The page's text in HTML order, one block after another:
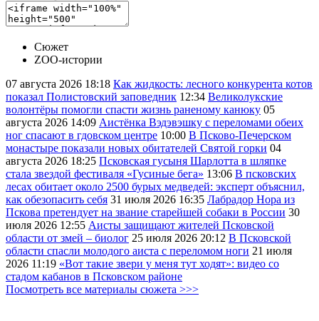
Сюжет
ZOO-истории
07 августа 2026 18:18 Как жидкость: лесного конкурента котов
показал Полистовский заповедник 12:34 Великолукские
волонтёры помогли спасти жизнь раненому канюку 05
августа 2026 14:09 Аистёнка Вэдэвэшку с переломами обеих
ног спасают в гдовском центре 10:00 В Псково-Печерском
монастыре показали новых обитателей Святой горки 04
августа 2026 18:25 Псковская гусыня Шарлотта в шляпке
стала звездой фестиваля «Гусиные бега» 13:06 В псковских
лесах обитает около 2500 бурых медведей: эксперт объяснил,
как обезопасить себя 31 июля 2026 16:35 Лабрадор Нора из
Пскова претендует на звание старейшей собаки в России 30
июля 2026 12:55 Аисты защищают жителей Псковской
области от змей – биолог 25 июля 2026 20:12 В Псковской
области спасли молодого аиста с переломом ноги 21 июля
2026 11:19 «Вот такие звери у меня тут ходят»: видео со
стадом кабанов в Псковском районе
Посмотреть все материалы сюжета >>>